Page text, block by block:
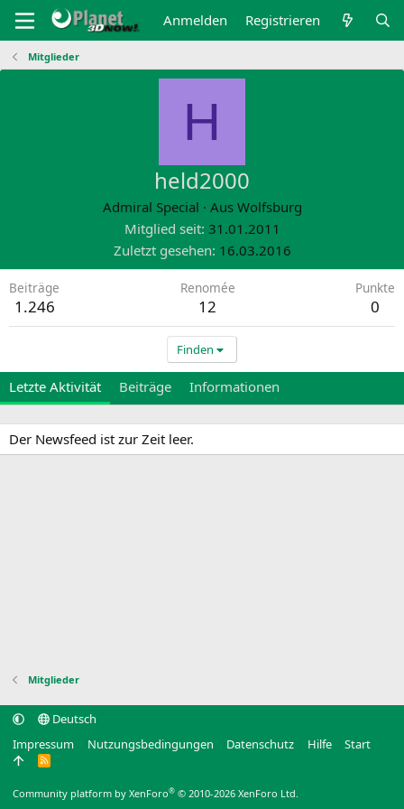
Anmelden Registrieren
Mitglieder
H
held2000
Admiral Special · Aus Wolfsburg
Mitglied seit 31.01.2011
Zuletzt gesehen 16.03.2016
Beiträge
1.246
Renomée
12
Punkte
0
Finden
Letzte Aktivität Beiträge Informationen
Der Newsfeed ist zur Zeit leer.
Mitglieder
Deutsch
Impressum
Nutzungsbedingungen Datenschutz Hilfe Start
R
Community platform by XenForo® © 2010-2026 XenForo Ltd.